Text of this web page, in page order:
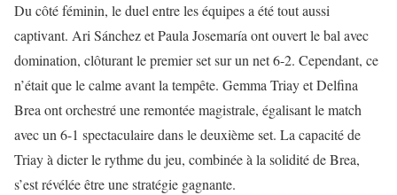
Du côté féminin, le duel entre les équipes a été tout aussi
captivant. Ari Sánchez et Paula Josemaría ont ouvert le bal avec
domination, clôturant le premier set sur un net 6-2. Cependant, ce
n’était que le calme avant la tempête. Gemma Triay et Delfina
Brea ont orchestré une remontée magistrale, égalisant le match
avec un 6-1 spectaculaire dans le deuxième set. La capacité de
Triay à dicter le rythme du jeu, combinée à la solidité de Brea,
s’est révélée être une stratégie gagnante.